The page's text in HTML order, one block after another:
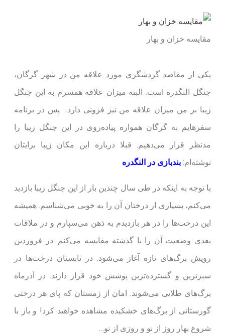
مقایسه خزان و بهار
یکی از مقاصد گردشگری مورد علاقه من در شهر گرگان،
جنگل النگدره است. البته میزان علاقه همسرم به این جنگل
زیبا بر من میزان علاقه من نیز فزونی دارد. پس در برنامه
سفرهایم به گرگان همواره پیاده‌روی در این جنگل زیبا را
مدنظر قرار می‌دهیم. قبلا درباره این مکان زیبا برایتان
نوشته‌ام:بندبازی در النگدره
با توجه به اینکه در طی سال چندین بار از این جنگل زیبا بازدید
می‌کنم، بسیازی از درختان آن را به خوبی می‌شناسم. همیشه
این درخت‌ها را در هر بازدیدم به ذهن می‌سپارم و در ملاقات
بعدی وضعیت آن را با گذشته مقایسه می‌کنم. در فروردین
رویش برگ‌های تازه آغاز می‌شود. در تابستان درخت‌ها در
سبزترین و گسترده‌ترین پوشش خود قرار دارند. در آذرماه
برگ‌های طلایی می‌شوند. امان از زمستان که پای هر درختی
گورستانی از برگ‌های خشکیده مشاهده خواهید کرد! و باز با
شروع بهار روز از نو و روزی از نو…